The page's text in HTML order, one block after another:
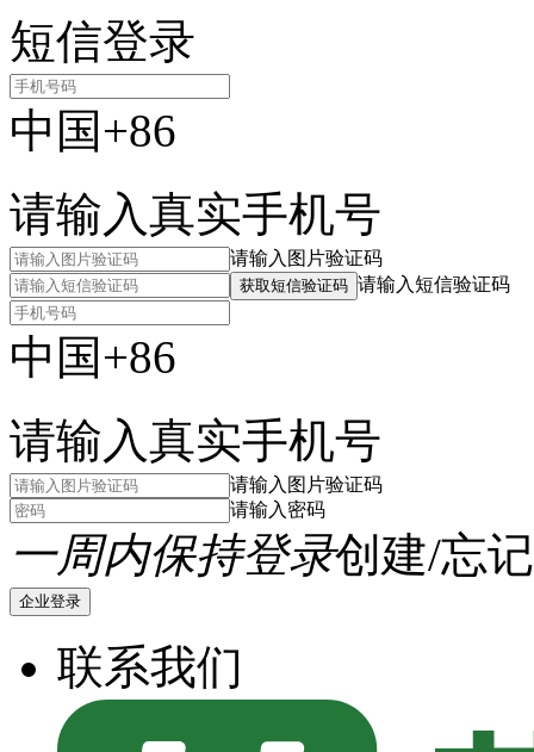
短信登录
中国+86
请输入真实手机号
请输入图片验证码
获取短信验证码 请输入短信验证码
中国+86
请输入真实手机号
请输入图片验证码
请输入密码
一周内保持登录创建/忘
企业登录
联系我们